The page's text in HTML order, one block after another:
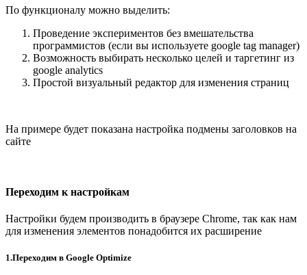
По функционалу можно выделить:
Проведение экспериментов без вмешательства
программистов (если вы используете google tag manager)
Возможность выбирать несколько целей и таргетинг из
google analytics
Простой визуальный редактор для изменения страниц
На примере будет показана настройка подмены заголовков на
сайте
Переходим к настройкам
Настройки будем производить в браузере Chrome, так как нам
для изменения элементов понадобится их расширение
1.Переходим в Google Optimize